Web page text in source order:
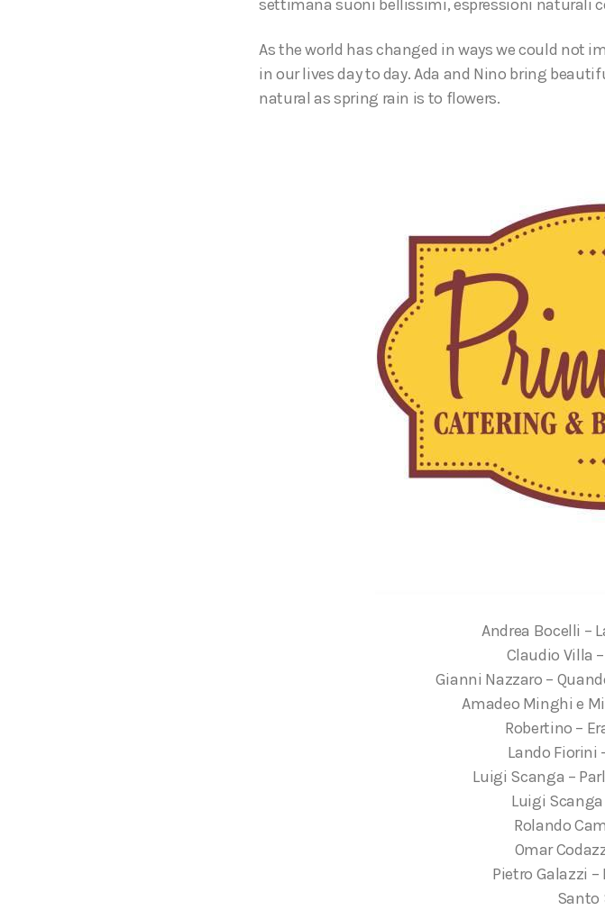
settimana suoni bellissimi, espressioni naturali
As the world has changed in ways we could not
in our lives day to day. Ada and Nino bring
natural as spring rain is to flowers.
Andrea Bocelli –
Claudio Villa
Gianni Nazzaro –
Amadeo Minghi e
Robertino –
Lando Fiorini
Luigi Scanga –
Luigi
Rolando
Omar
Pietro Galazzi
Santo